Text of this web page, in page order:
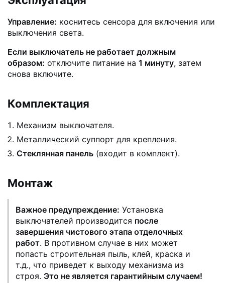
Управление: коснитесь сенсора для включения или
выключения света.
Если выключатель не работает должным
образом: отключите питание на 1 минуту, затем
снова включите.
Комплектация
Механизм выключателя.
Металлический суппорт для крепления.
Стеклянная панель (входит в комплект).
Монтаж
Важное предупреждение: Установка
выключателей производится после
завершения чистового этапа отделочных
работ. В противном случае в них может
попасть строительная пыль, клей, краска и
т.д., что приведет к выходу механизма из
строя. Это не является гарантийным случаем!